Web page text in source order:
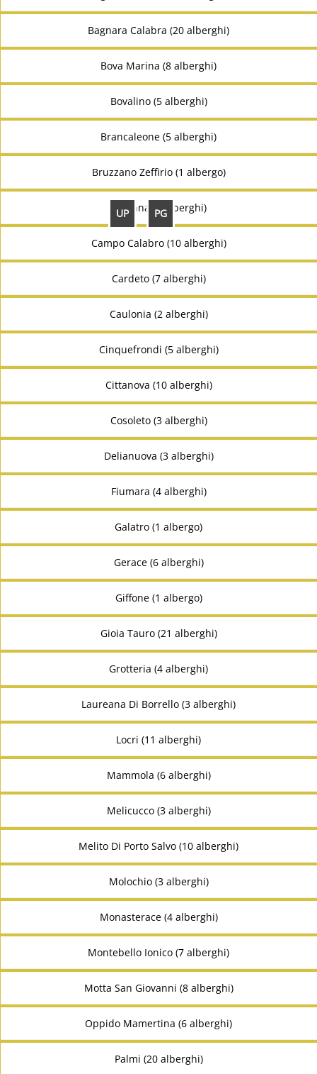
UP PG
Bagnara Calabra (20 alberghi)
Bova Marina (8 alberghi)
Bovalino (5 alberghi)
Brancaleone (5 alberghi)
Bruzzano Zeffirio (1 albergo)
Calanna (7 alberghi)
Campo Calabro (10 alberghi)
Cardeto (7 alberghi)
Caulonia (2 alberghi)
Cinquefrondi (5 alberghi)
Cittanova (10 alberghi)
Cosoleto (3 alberghi)
Delianuova (3 alberghi)
Fiumara (4 alberghi)
Galatro (1 albergo)
Gerace (6 alberghi)
Giffone (1 albergo)
Gioia Tauro (21 alberghi)
Grotteria (4 alberghi)
Laureana Di Borrello (3 alberghi)
Locri (11 alberghi)
Mammola (6 alberghi)
Melicucco (3 alberghi)
Melito Di Porto Salvo (10 alberghi)
Molochio (3 alberghi)
Monasterace (4 alberghi)
Montebello Ionico (7 alberghi)
Motta San Giovanni (8 alberghi)
Oppido Mamertina (6 alberghi)
Palmi (20 alberghi)